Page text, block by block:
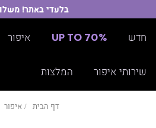
בלעדי באתר! משלוח
חדש UP TO 70% איפור
שירותי איפור המלצות
דף הבית איפור